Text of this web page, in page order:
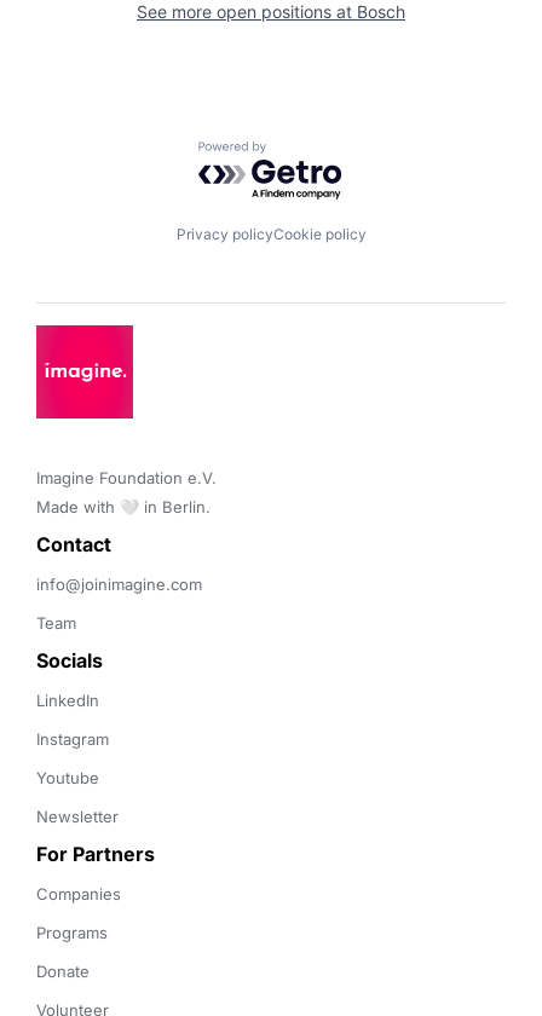
See more open positions at Bosch
Powered by Getro.com
Privacy policyCookie policy
Imagine Foundation e.V.
Made with 🤍 in Berlin.
Contact
info@joinimagine.com
Team
Socials
LinkedIn
Instagram
Youtube
Newsletter
For Partners
Companies
Programs
Donate
Volunteer